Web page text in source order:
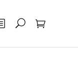
OtsingOstukorv